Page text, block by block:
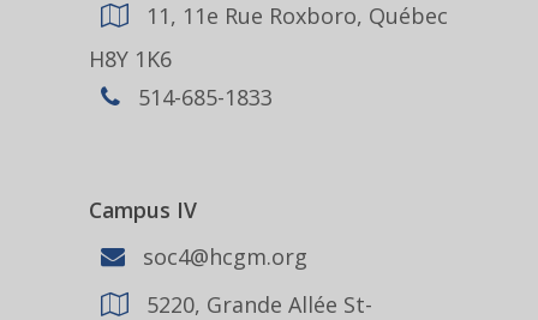
11, 11e Rue Roxboro, Québec
H8Y 1K6
514-685-1833
Campus IV
soc4@hcgm.org
5220, Grande Allée St-